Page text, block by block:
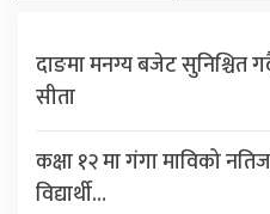
दाङमा मनग्य बजेट सुनिश्चित
सीता
कक्षा १२ मा गंगा माविको
विद्यार्थी…